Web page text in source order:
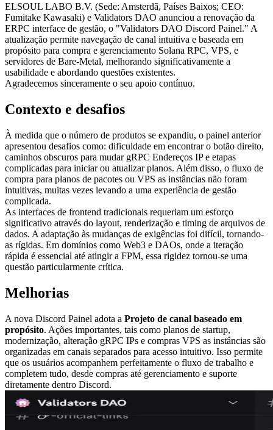
ELSOUL LABO B.V. (Sede: Amsterdã, Países Baixos; CEO:
Fumitake Kawasaki) e Validators DAO anunciou a renovação da
ERPC interface de gestão, o "Validators DAO Discord Painel." A
atualização permite navegação de canal intuitiva e baseada em
propósito para compra e gerenciamento Solana RPC, VPS, e
servidores de Bare-Metal, melhorando significativamente a
usabilidade e abordando questões existentes.
Agradecemos sinceramente o seu apoio contínuo.
Contexto e desafios
À medida que o número de produtos se expandiu, o painel anterior
apresentou desafios como: dificuldade em encontrar o botão direito,
caminhos obscuros para mudar gRPC Endereços IP e etapas
complicadas para iniciar ou atualizar planos. Além disso, o fluxo de
compra para planos de pacotes ou VPS as instâncias não foram
intuitivas, muitas vezes levando a uma experiência de gestão
complicada.
As interfaces de frontend tradicionais requeriam um esforço
significativo através do layout, renderização e timing de arquivos de
dados. A adaptação às mudanças de exigências foi difícil, tornando-
as rígidas. Em domínios como Web3 e DAOs, onde a iteração
rápida é essencial até atingir a FPM, essa rigidez tornou-se uma
questão particularmente crítica.
Melhorias
A nova Discord Painel adota a Projeto de canal baseado em
propósito. Ações importantes, tais como planos de startup,
modernização, alteração gRPC IPs e compras VPS as instâncias são
organizadas em canais separados para acesso intuitivo. Isso permite
que os usuários acompanhem perfeitamente o fluxo de trabalho e
completem tudo, desde compras até gerenciamento e suporte
diretamente dentro Discord.